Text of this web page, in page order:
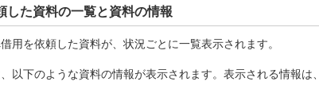
した資料の一覧と資料の情報
用を依頼した資料が、状況ごとに一覧表示されます。
以下のような資料の情報が表示されます。表示される情報